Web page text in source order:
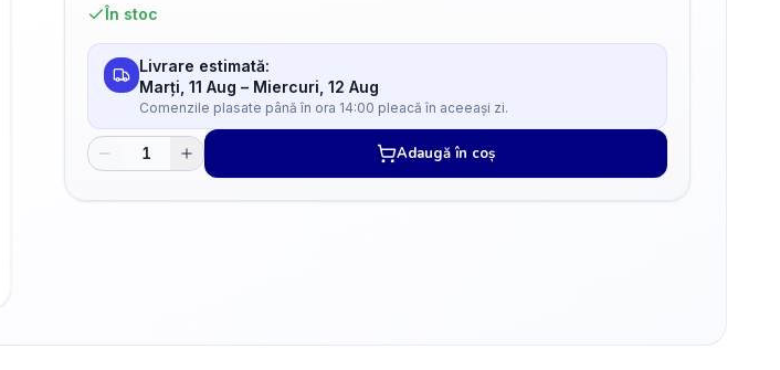
În stoc
Livrare estimată:
Marți, 11 Aug – Miercuri, 12 Aug
Comenzile plasate până în ora 14:00 pleacă în aceeași zi.
Adaugă în coș